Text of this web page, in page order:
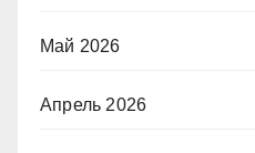
Май 2026
Апрель 2026